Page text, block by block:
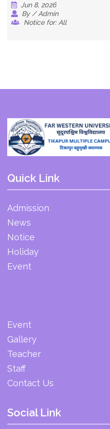
Jun 8, 2026
By / Admin
Notice for: All
Quick Link
Admission
News
Notice
Holiday
Event
Event
Gallery
Teacher
Staff
Contact Us
Social Link